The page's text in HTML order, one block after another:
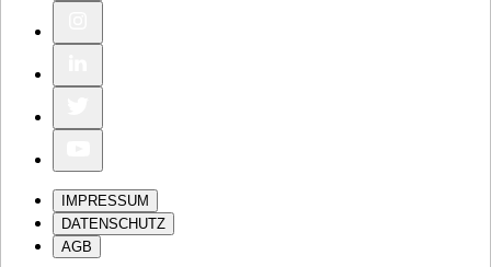
IMPRESSUM
DATENSCHUTZ
AGB